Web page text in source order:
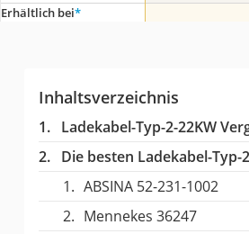
Erhältlich bei*
Inhaltsverzeichnis
Ladekabel-Typ-2-22KW
Die besten Ladekabel-Typ-
ABSINA 52-231-1002
Mennekes 36247